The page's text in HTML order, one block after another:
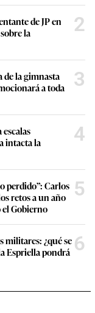
de JP en
la
2
de la gimnasta
a toda
3
intacta la
4
perdido”: Carlos
retos a un año
el Gobierno
5
militares: ¿qué se
Espriella pondrá 6